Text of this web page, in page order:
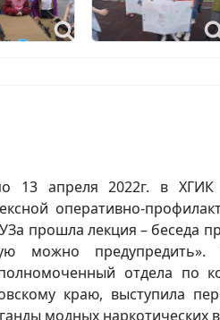
13 апреля 2022г. в ХГИК
оперативно-
прошла лекция – беседа
можно предупредить».
отдела по
краю, выступила
модных наркотических